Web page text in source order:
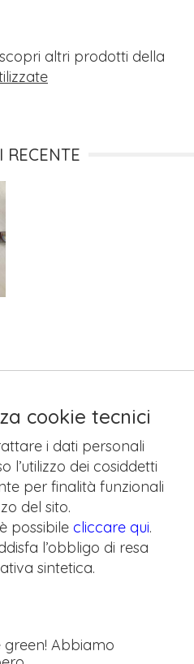
scopri altri prodotti della
RECENTE
cookie tecnici
i dati personali
l’utilizzo dei cosiddetti
per finalità funzionali
del sito.
possibile cliccare qui.
l’obbligo di resa
sintetica.
green! Abbiamo